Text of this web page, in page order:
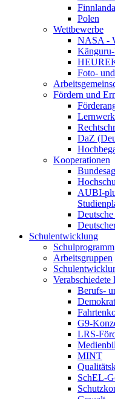
Polen
Wettbewerbe
NASA -
Foto-
Fördern und
DaZ
Kooperationen
AUBI-
Schulentwicklung
Schulprogramm
Arbeitsgruppen
Verabschiedete
Berufs-
G9-
LRS-
MINT
SchEL-